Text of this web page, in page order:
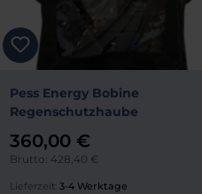
Pess Energy Bobine
Regenschutzhaube
360,00 €
Brutto: 428,40 €
Lieferzeit: 3-4 Werktage